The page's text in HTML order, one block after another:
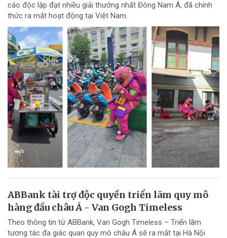
cáo độc lập đạt nhiều giải thưởng nhất Đông Nam Á, đã chính
thức ra mắt hoạt động tại Việt Nam.
ABBank tài trợ độc quyền triển lãm quy mô
hàng đầu châu Á - Van Gogh Timeless
Theo thông tin từ ABBank, Van Gogh Timeless – Triển lãm
tương tác đa giác quan quy mô châu Á sẽ ra mắt tại Hà Nội